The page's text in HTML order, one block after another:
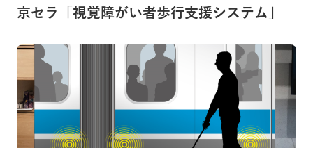
京セラ「視覚障がい者歩行支援システム」